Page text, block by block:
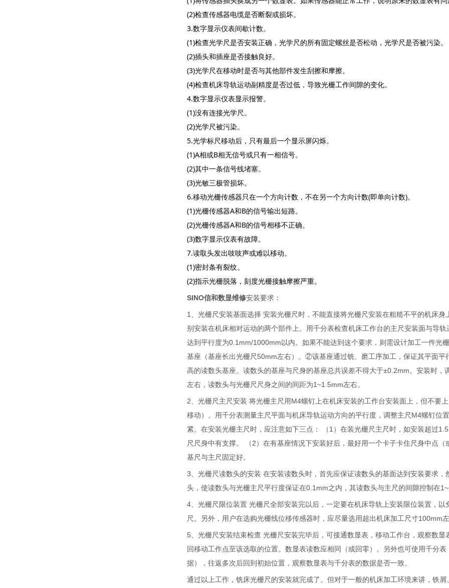
(2)检查传感器电缆是否断裂或损坏。
3.数字显示仪表间歇计数。
(1)检查光学尺是否安装正确，光学尺的所有固定螺丝是否松动，光学尺是否被污染。
(2)插头和插座是否接触良好。
(3)光学尺在移动时是否与其他部件发生刮擦和摩擦。
(4)检查机床导轨运动副精度是否过低，导致光栅工作间隙的变化。
4.数字显示仪表显示报警。
(1)没有连接光学尺。
(2)光学尺被污染。
5.光学标尺移动后，只有最后一个显示屏闪烁。
(1)A相或B相无信号或只有一相信号。
(2)其中一条信号线堵塞。
(3)光敏三极管损坏。
6.移动光栅传感器只在一个方向计数，不在另一个方向计数(即单向计数)。
(1)光栅传感器A和B的信号输出短路。
(2)光栅传感器A和B的信号相移不正确。
(3)数字显示仪表有故障。
7.读取头发出吱吱声或难以移动。
(1)密封条有裂纹。
(2)指示光栅脱落，刻度光栅接触摩擦严重。
SINO信和数显维修安装要求：
1、光栅尺安装基面选择 安装光栅尺时，不能直接将光栅尺安装在粗糙不平的机床
别安装在机床相对运动的两个部件上。用千分表检查机床工作台的主尺安装面与导
达到平行度为0.1mm/1000mm以内。如果不能达到这个要求，则需设计加工一件
基座（基座长出光栅尺50mm左右）。②该基座通过铣、磨工序加工，保证其平面
高的读数头基座。读数头的基座与尺身的基座总共误差不得大于±0.2mm。安装时
左右，读数头与光栅尺尺身之间的间距为1~1.5mm左右。
2、光栅尺主尺安装 将光栅主尺用M4螺钉上在机床安装的工作台安装面上，但不要
移动）。用千分表测量主尺平面与机床导轨运动方向的平行度，调整主尺M4螺钉
紧。在安装光栅主尺时，应注意如下三点： （1）在装光栅尺主尺时，如安装超过
尺尺身中有支撑。 （2）在有基座情况下安装好后，最好用一个卡子卡住尺身中点
基尺与主尺固定好。
3、光栅尺读数头的安装 在安装读数头时，首先应保证读数头的基面达到安装要求
头，使读数头与光栅主尺平行度保证在0.1mm之内，其读数头与主尺的间隙控制在
4、光栅尺限位装置 光栅尺全部安装完以后，一定要在机床导轨上安装限位装置，
尺。另外，用户在选购光栅线位移传感器时，应尽量选用超出机床加工尺寸100mm
5、光栅尺安装结束检查 光栅尺安装完毕后，可接通数显表，移动工作台，观察数
回移动工作点至该选取的位置。数显表读数应相同（或回零）。另外也可使用千分
据），往返多次后回到初始位置，观察数显表与千分表的数据是否一致。
通过以上工作，铣床光栅尺的安装就完成了。但对于一般的机床加工环境来讲，铁